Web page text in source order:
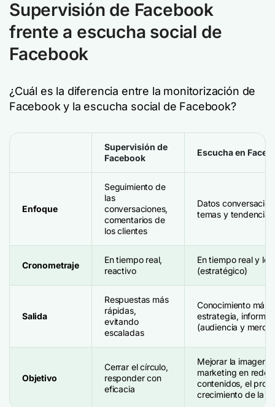
Supervisión de Facebook
frente a escucha social de
Facebook
¿Cuál es la diferencia entre la monitorización de
Facebook y la escucha social de Facebook?
Supervisión de
Facebook
Escucha en
Enfoque
Seguimiento de
las
conversaciones,
comentarios de
los clientes
Datos
temas y
Cronometraje
En tiempo real,
reactivo
En tiempo real y
(estratégico)
Salida
Respuestas más
rápidas,
evitando
escaladas
Conocimiento más
estrategia,
(audiencia y
Objetivo
Cerrar el círculo,
responder con
eficacia
Mejorar la imagen
marketing en redes
contenidos, el
crecimiento de la